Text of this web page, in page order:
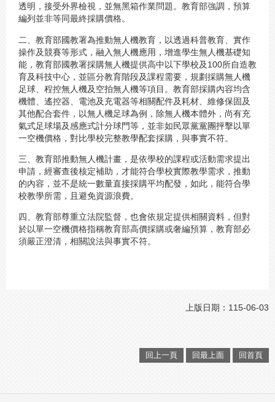
透明，接受外界檢視，並無黑箱作業問題。教育部強調，預算
編列並非等同最終採購價格。
二、教育部國教署為推動無人機教育，以透過科普教育、實作
操作及競賽等形式，融入無人機應用，增進學生無人機基礎知
能，教育部國教署採購無人機提供高中以下學校及100所自造教
育及科技中心，並區分教育階段及課程需要，規劃採購無人機
足球、程控無人機及空拍無人機等項目。教育部採購內容均含
機體、遙控器、電池及充電器等相關配件及耗材、維修保固及
其他配合套件，以無人機足球為例，除無人機本體外，尚有充
氣式足球場及感應式計分球門等，並非如民眾黨黨團抨擊以單
一空機價格，對比學校完整教學配套採購，與事實不符。
三、教育部推動無人機計畫，是依學校的課程或活動需求提出
申請，經審查後核定補助，才能符合學校實際教學需求，推動
的內容，並不是統一數量直接採購平均配發，如此，能符合學
校教學所需，且避免資源浪費。
四、教育部尊重立法院監督，也會依規定提供相關資料，但對
於以單一空機價格指稱教育部高價採購或奢編預算，教育部必
須嚴正澄清，相關說法與事實不符。
上版日期：115-06-03
回上一頁 回最上面 回首頁